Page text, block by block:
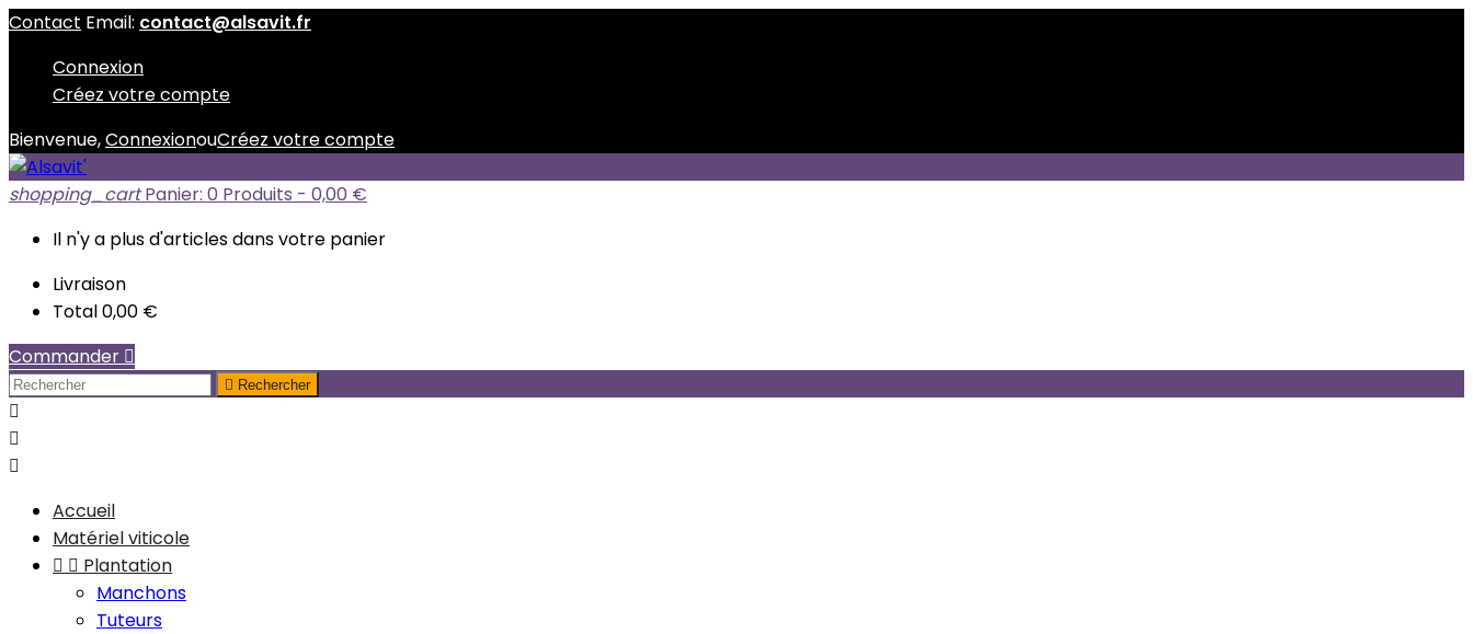
Contact Email: contact@alsavit.fr
Connexion
Créez votre compte
Bienvenue,ConnexionouCréez votre compte
shopping_cart Panier: 0 Produits - 0,00 €
Il n'y a plus d'articles dans votre panier
Livraison
Total0,00 €
Commander 
 Rechercher



Accueil
Matériel viticole
  Plantation
Manchons
Tuteurs